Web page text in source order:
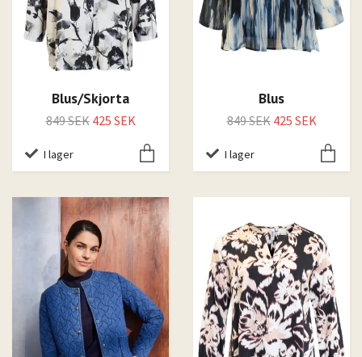
Blus/Skjorta
849 SEK 425 SEK
I lager
Blus
849 SEK 425 SEK
I lager